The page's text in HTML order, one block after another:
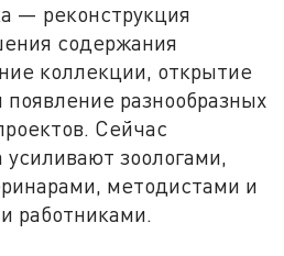
— реконструкция
содержания
коллекции, открытие
разнообразных
Сейчас
усиливают зоологами,
методистами и
работниками.